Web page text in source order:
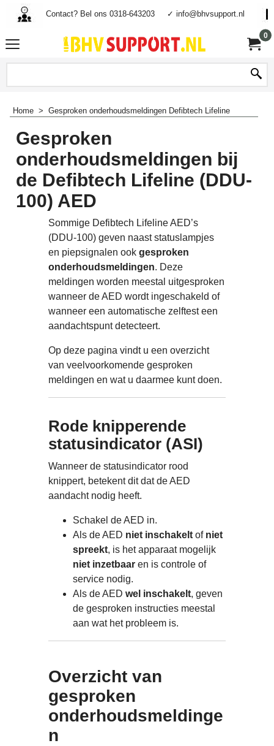
Contact? Bel ons 0318-643203 ✓ info@bhvsupport.nl
0
Home > Gesproken onderhoudsmeldingen Defibtech Lifeline
Gesproken
onderhoudsmeldingen bij
de Defibtech Lifeline (DDU-
100) AED
Sommige Defibtech Lifeline AED’s
(DDU-100) geven naast statuslampjes
en piepsignalen ook gesproken
onderhoudsmeldingen. Deze
meldingen worden meestal uitgesproken
wanneer de AED wordt ingeschakeld of
wanneer een automatische zelftest een
aandachtspunt detecteert.
Op deze pagina vindt u een overzicht
van veelvoorkomende gesproken
meldingen en wat u daarmee kunt doen.
Rode knipperende
statusindicator (ASI)
Wanneer de statusindicator rood
knippert, betekent dit dat de AED
aandacht nodig heeft.
Schakel de AED in.
Als de AED niet inschakelt of niet
spreekt, is het apparaat mogelijk
niet inzetbaar en is controle of
service nodig.
Als de AED wel inschakelt, geven
de gesproken instructies meestal
aan wat het probleem is.
Overzicht van
gesproken
onderhoudsmeldinge
n